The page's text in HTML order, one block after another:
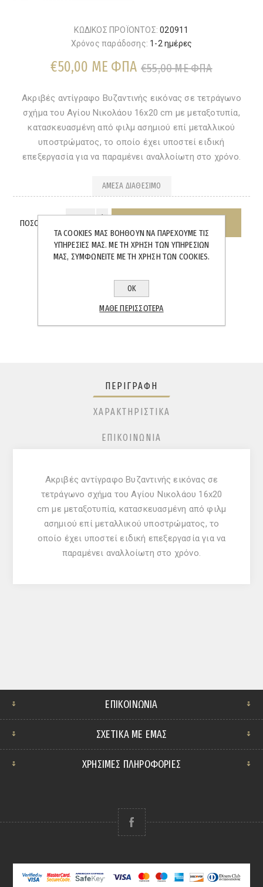
ΚΩΔΙΚΟΣ ΠΡΟΪΟΝΤΟΣ: 020911
Χρόνος παράδοσης: 1-2 ημέρες
€50,00 ΜΕ ΦΠΑ €55,00 ΜΕ ΦΠΑ
Ακριβές αντίγραφο Βυζαντινής εικόνας σε τετράγωνο
σχήμα του Αγίου Νικολάου 16x20 cm με μεταξοτυπία,
κατασκευασμένη από φιλμ ασημιού επί μεταλλικού
υποστρώματος, το οποίο έχει υποστεί ειδική
επεξεργασία για να παραμένει αναλλοίωτη στο χρόνo.
ΆΜΕΣΑ ΔΙΑΘΈΣΙΜΟ
ΠΟΣΌΤΗΤΑ:
ΠΕΡΙΓΡΑΦΉ
ΧΑΡΑΚΤΗΡΙΣΤΙΚΆ
ΕΠΙΚΟΙΝΩΝΊΑ
Ακριβές αντίγραφο Βυζαντινής εικόνας σε
τετράγωνο σχήμα του Αγίου Νικολάου 16x20
cm με μεταξοτυπία, κατασκευασμένη από φιλμ
ασημιού επί μεταλλικού υποστρώματος, το
οποίο έχει υποστεί ειδική επεξεργασία για να
παραμένει αναλλοίωτη στο χρόνo.
ΕΠΙΚΟΙΝΩΝΊΑ
ΣΧΕΤΙΚΆ ΜΕ ΕΜΆΣ
ΧΡΗΣΙΜΕΣ ΠΛΗΡΟΦΟΡΙΕΣ
ΤΑ COOKIES ΜΑΣ ΒΟΗΘΟΎΝ ΝΑ ΠΑΡΈΧΟΥΜΕ ΤΙΣ
ΥΠΗΡΕΣΊΕΣ ΜΑΣ. ΜΕ ΤΗ ΧΡΉΣΗ ΤΩΝ ΥΠΗΡΕΣΙΏΝ
ΜΑΣ, ΣΥΜΦΩΝΕΊΤΕ ΜΕ ΤΗ ΧΡΉΣΗ ΤΩΝ COOKIES.
ΟΚ
ΜΆΘΕ ΠΕΡΙΣΣΌΤΕΡΑ